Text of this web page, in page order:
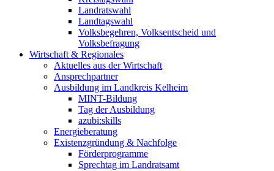
Landratswahl
Landtagswahl
Volksbegehren, Volksentscheid und
Volksbefragung
Wirtschaft & Regionales
Aktuelles aus der Wirtschaft
Ansprechpartner
Ausbildung im Landkreis Kelheim
MINT-Bildung
Tag der Ausbildung
azubi:skills
Energieberatung
Existenzgründung & Nachfolge
Förderprogramme
Sprechtag im Landratsamt